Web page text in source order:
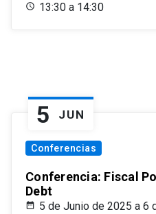
13:30 a 14:30
5 JUN
Conferencias
Conferencia: Fiscal
Debt
5 de Junio de 2025 a 6